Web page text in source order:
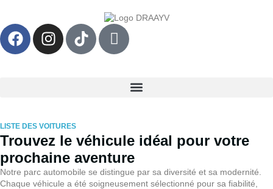
LISTE DES VOITURES
Trouvez le véhicule idéal pour votre
prochaine aventure
Notre parc automobile se distingue par sa diversité et sa modernité.
Chaque véhicule a été soigneusement sélectionné pour sa fiabilité,